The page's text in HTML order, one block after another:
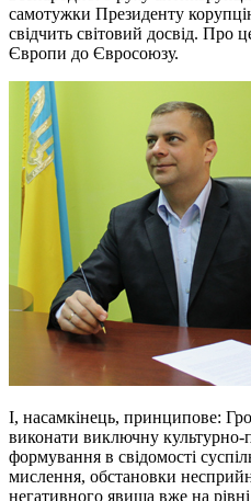
самотужки Президенту
свідчить світовий досвід. Про
Європи до Євросоюзу.
І, насамкінець, принципове:
виконати виключну
формування в свідомості
мислення, обстановки
негативного явища вже на